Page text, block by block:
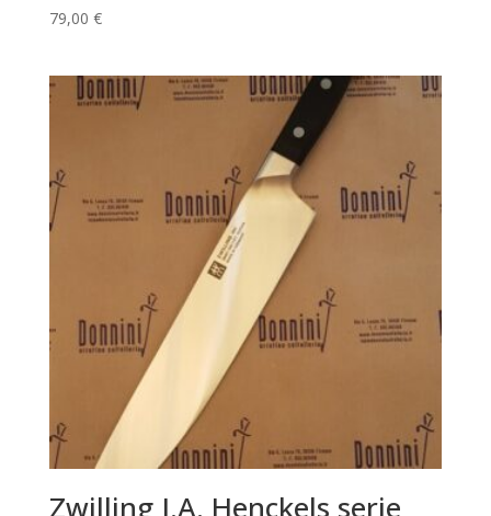
79,00 €
Zwilling J.A. Henckels serie